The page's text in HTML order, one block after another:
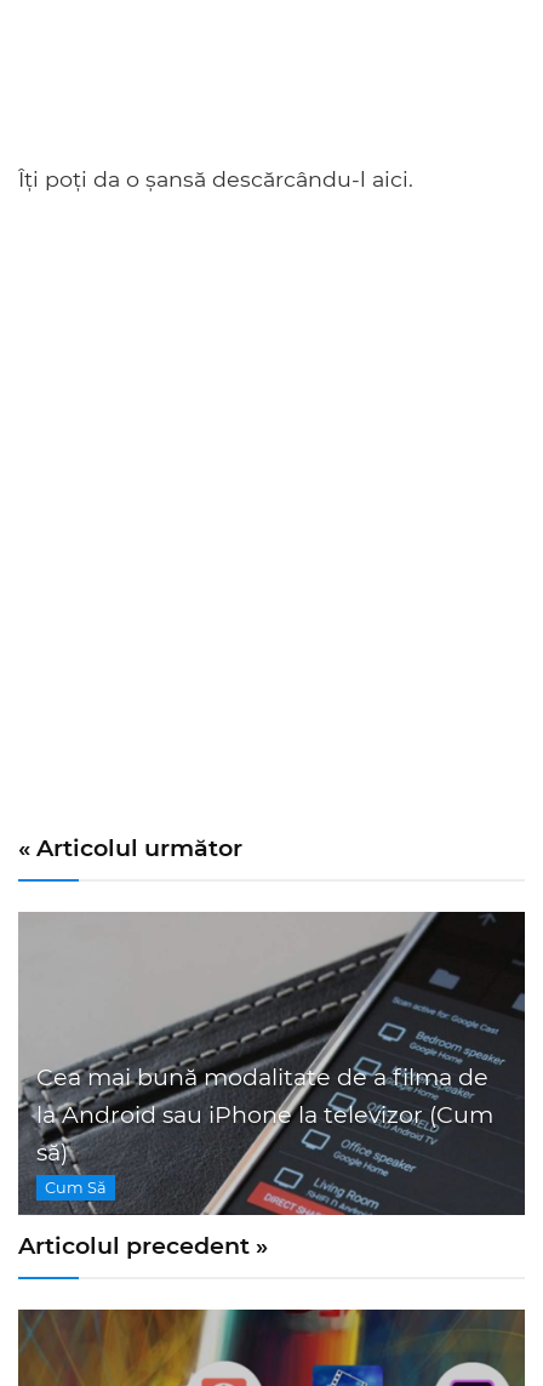
Îți poți da o șansă descărcându-l aici.
« Articolul următor
Cea mai bună modalitate de a filma de
la Android sau iPhone la televizor (Cum
să)
Cum Să
Articolul precedent »